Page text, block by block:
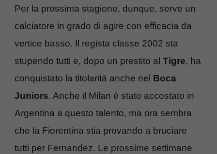
Per la prossima stagione, dunque, serve un
calciatore in grado di agire con efficacia da
vertice basso. Il regista classe 2002 sta
stupendo tutti e, dopo un prestito al Tigre, ha
conquistato la titolarità anche nel Boca
Juniors. Anche il Milan è stato accostato in
Argentina a questo talento, ma ora sembra
che la Fiorentina stia provando a bruciare
tutti per Fernandez. Le prossime settimane